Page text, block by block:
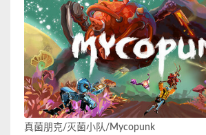
真菌朋克/灭菌小队/Mycopunk